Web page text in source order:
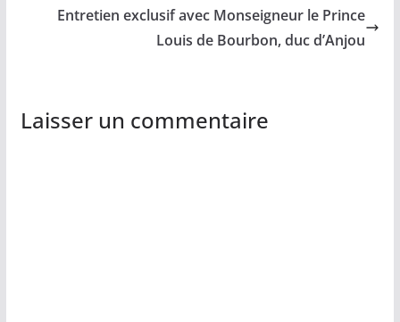
Entretien exclusif avec Monseigneur le Prince
Louis de Bourbon, duc d’Anjou
Laisser un commentaire